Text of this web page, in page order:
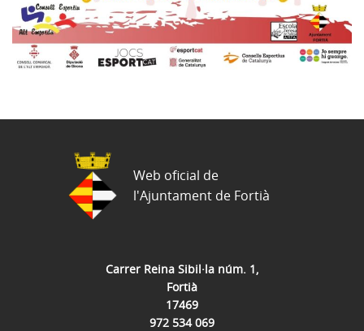
Carrer Reina Sibil·la núm. 1,
Fortià
17469
972 534 069
Web oficial de
l'Ajuntament de Fortià